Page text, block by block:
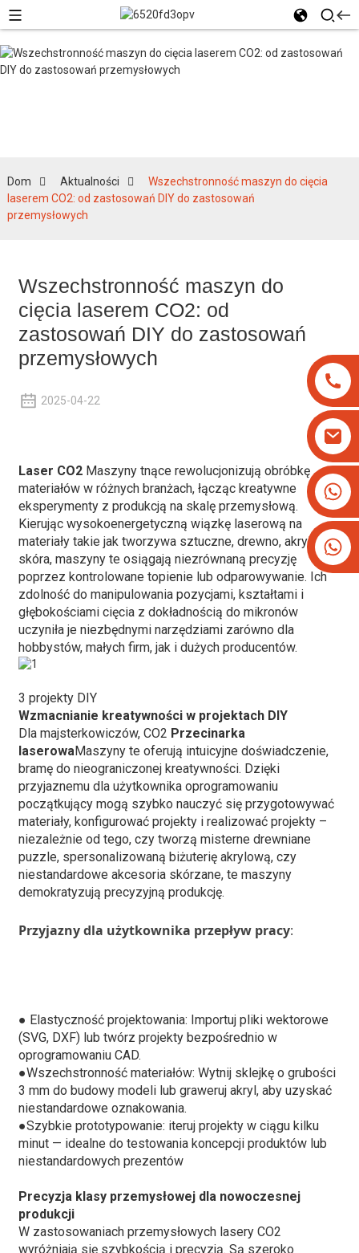
+8613825779334
+16266628193
Dom Aktualności
Wszechstronność maszyn do cięcia
laserem CO2: od zastosowań DIY do zastosowań
przemysłowych
Wszechstronność maszyn do
cięcia laserem CO2: od
zastosowań DIY do zastosowań
przemysłowych
2025-04-22
Laser CO2Maszyny tnące rewolucjonizują obróbkę
materiałów w różnych branżach, łącząc kreatywne
eksperymenty z produkcją na skalę przemysłową.
Kierując wysokoenergetyczną wiązkę laserową na
materiały takie jak tworzywa sztuczne, drewno, akryl czy
skóra, maszyny te osiągają niezrównaną precyzję
poprzez kontrolowane topienie lub odparowywanie. Ich
zdolność do manipulowania pozycjami, kształtami i
głębokościami cięcia z dokładnością do mikronów
uczyniła je niezbędnymi narzędziami zarówno dla
hobbystów, małych firm, jak i dużych producentów.
3 projekty DIY
Wzmacnianie kreatywności w projektach DIY
Dla majsterkowiczów, CO2 Przecinarka
laserowaMaszyny te oferują intuicyjne doświadczenie,
bramę do nieograniczonej kreatywności. Dzięki
przyjaznemu dla użytkownika oprogramowaniu
początkujący mogą szybko nauczyć się przygotowywać
materiały, konfigurować projekty i realizować projekty –
niezależnie od tego, czy tworzą misterne drewniane
puzzle, spersonalizowaną biżuterię akrylową, czy
niestandardowe akcesoria skórzane, te maszyny
demokratyzują precyzyjną produkcję.
Przyjazny dla użytkownika przepływ pracy:
● Elastyczność projektowania: Importuj pliki wektorowe
(SVG, DXF) lub twórz projekty bezpośrednio w
oprogramowaniu CAD.
●Wszechstronność materiałów: Wytnij sklejkę o grubości
3 mm do budowy modeli lub graweruj akryl, aby uzyskać
niestandardowe oznakowania.
●Szybkie prototypowanie: iteruj projekty w ciągu kilku
minut — idealne do testowania koncepcji produktów lub
niestandardowych prezentów
Precyzja klasy przemysłowej dla nowoczesnej
produkcji
W zastosowaniach przemysłowych lasery CO2
wyróżniają się szybkością i precyzją. Są szeroko